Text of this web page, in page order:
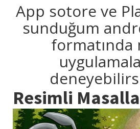
App sotore ve
sunduğum
formatında
Resimli